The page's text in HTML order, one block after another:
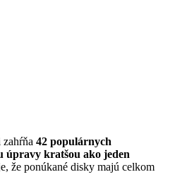
42 populárnych
úpravy kratšou ako jeden
že ponúkané disky majú celkom